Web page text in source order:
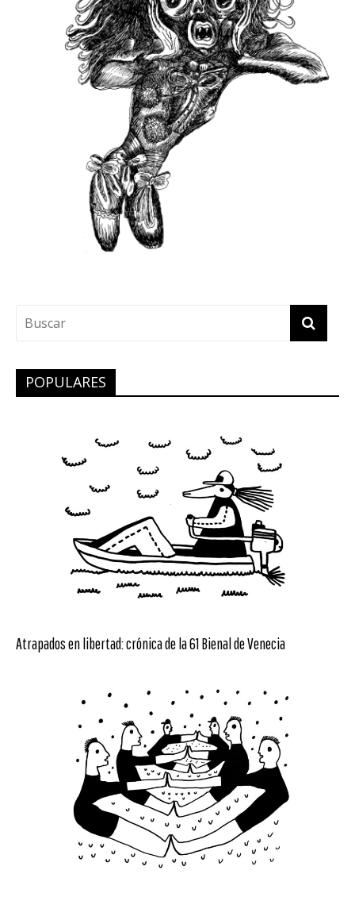
POPULARES
Atrapados en libertad: crónica de la 61 Bienal de Venecia